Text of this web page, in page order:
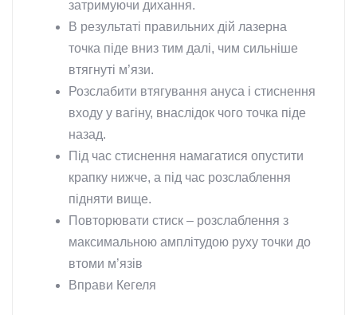
затримуючи дихання.
В результаті правильних дій лазерна
точка піде вниз тим далі, чим сильніше
втягнуті м’язи.
Розслабити втягування ануса і стиснення
входу у вагіну, внаслідок чого точка піде
назад.
Під час стиснення намагатися опустити
крапку нижче, а під час розслаблення
підняти вище.
Повторювати стиск – розслаблення з
максимальною амплітудою руху точки до
втоми м’язів
Вправи Кегеля